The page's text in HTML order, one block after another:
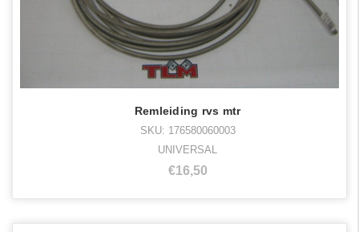
Remleiding rvs mtr
SKU: 176580060003
UNIVERSAL
€16,50